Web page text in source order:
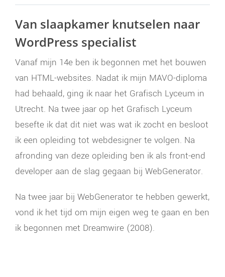
Van slaapkamer knutselen naar
WordPress specialist
Vanaf mijn 14e ben ik begonnen met het bouwen
van HTML-websites. Nadat ik mijn MAVO-diploma
had behaald, ging ik naar het Grafisch Lyceum in
Utrecht. Na twee jaar op het Grafisch Lyceum
besefte ik dat dit niet was wat ik zocht en besloot
ik een opleiding tot webdesigner te volgen. Na
afronding van deze opleiding ben ik als front-end
developer aan de slag gegaan bij WebGenerator.
Na twee jaar bij WebGenerator te hebben gewerkt,
vond ik het tijd om mijn eigen weg te gaan en ben
ik begonnen met Dreamwire (2008).